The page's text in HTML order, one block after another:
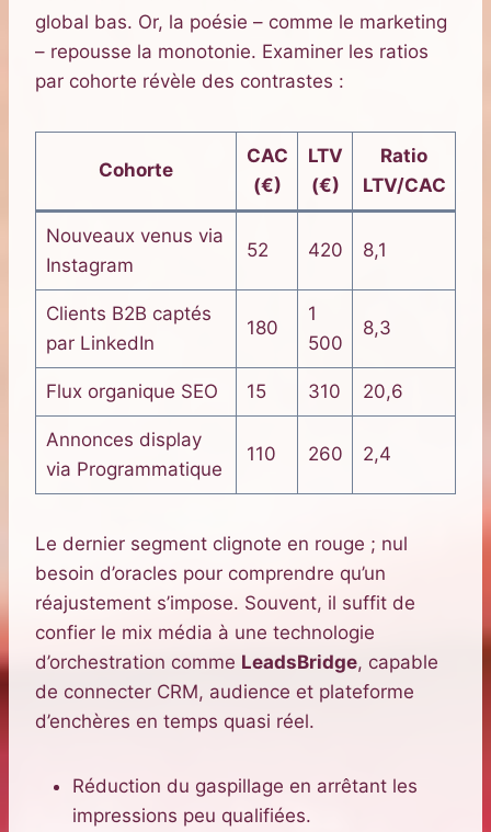
global bas. Or, la poésie – comme le marketing
– repousse la monotonie. Examiner les ratios
par cohorte révèle des contrastes :
Cohorte
CAC
(€)
LTV
(€)
Ratio
LTV/CAC
Nouveaux venus via
Instagram
52 420 8,1
Clients B2B captés
par LinkedIn
180
1
500
8,3
Flux organique SEO 15 310 20,6
Annonces display
via Programmatique
110 260 2,4
Le dernier segment clignote en rouge ; nul
besoin d’oracles pour comprendre qu’un
réajustement s’impose. Souvent, il suffit de
confier le mix média à une technologie
d’orchestration comme LeadsBridge, capable
de connecter CRM, audience et plateforme
d’enchères en temps quasi réel.
Réduction du gaspillage en arrêtant les
impressions peu qualifiées.